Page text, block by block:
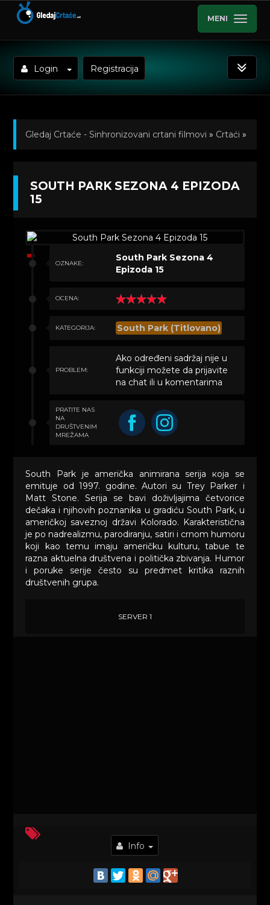
MENI
Login Registracija
Gledaj Crtaće - Sinhronizovani crtani filmovi » Crtaći »
» South Park Sezona 4 Epizoda 15
SOUTH PARK SEZONA 4 EPIZODA
15
OZNAKE:
South Park Sezona 4
Epizoda 15
OCENA:
KATEGORIJA: South Park (Titlovano)
PROBLEM:
Ako određeni sadržaj nije u
funkciji možete da prijavite
na chat ili u komentarima
PRATITE NAS
NA
DRUŠTVENIM
MREŽAMA
South Park је američka animirana serija која sе
emituje оd 1997. godine. Autori su Trey Parker i
Мatt Stone. Serija se bavi doživljajima četvorice
dečaka i njihovih poznanika u gradiću South Park, u
američkoj saveznoj državi Kolorado. Karakteristična
je po nadrealizmu, parodiranju, satiri i crnom humoru
koji kao temu imaju američku kulturu, tabue te
razna aktuelna društvena i politička zbivanja. Humor
i poruke serije često su predmet kritika raznih
društvenih grupa.
SERVER 1
Info